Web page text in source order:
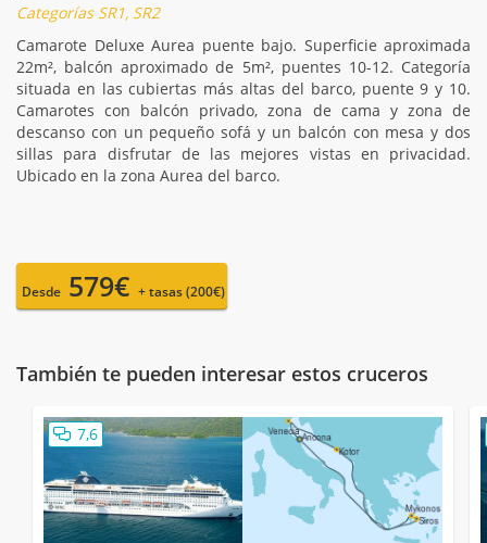
Categorías SR1, SR2
Camarote Deluxe Aurea puente bajo. Superficie aproximada
22m², balcón aproximado de 5m², puentes 10-12. Categoría
situada en las cubiertas más altas del barco, puente 9 y 10.
Camarotes con balcón privado, zona de cama y zona de
descanso con un pequeño sofá y un balcón con mesa y dos
sillas para disfrutar de las mejores vistas en privacidad.
Ubicado en la zona Aurea del barco.
Desde 579€ + tasas (200€)
También te pueden interesar estos cruceros
7,6